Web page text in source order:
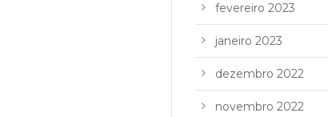
fevereiro 2023
janeiro 2023
dezembro 2022
novembro 2022